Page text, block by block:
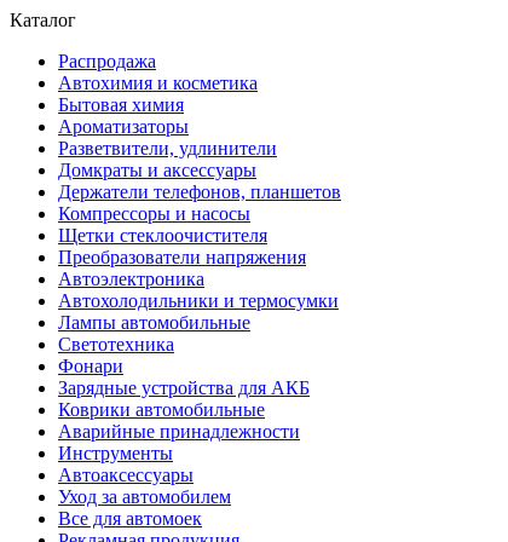
Каталог
Распродажа
Автохимия и косметика
Бытовая химия
Ароматизаторы
Разветвители, удлинители
Домкраты и аксессуары
Держатели телефонов, планшетов
Компрессоры и насосы
Щетки стеклоочистителя
Преобразователи напряжения
Автоэлектроника
Автохолодильники и термосумки
Лампы автомобильные
Светотехника
Фонари
Зарядные устройства для АКБ
Коврики автомобильные
Аварийные принадлежности
Инструменты
Автоаксессуары
Уход за автомобилем
Все для автомоек